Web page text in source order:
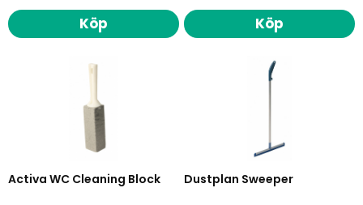
Köp Köp
Activa WC Cleaning Block Dustplan Sweeper